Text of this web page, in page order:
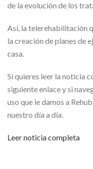
de la evolución de los
Así, la telerehabilitación
la creación de planes de
casa.
Si quieres leer la noticia
siguiente enlace y si
uso que le damos a
nuestro día a día.
Leer noticia completa